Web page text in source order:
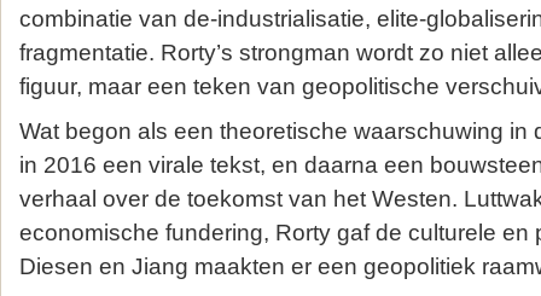
combinatie van de‑industrialisatie,
fragmentatie. Rorty’s strongman wordt zo niet
figuur, maar een teken van geopolitische
Wat begon als een theoretische waarschuwing in
in 2016 een virale tekst, en daarna een
verhaal over de toekomst van het Westen.
economische fundering, Rorty gaf de culturele en
Diesen en Jiang maakten er een geopolitiek